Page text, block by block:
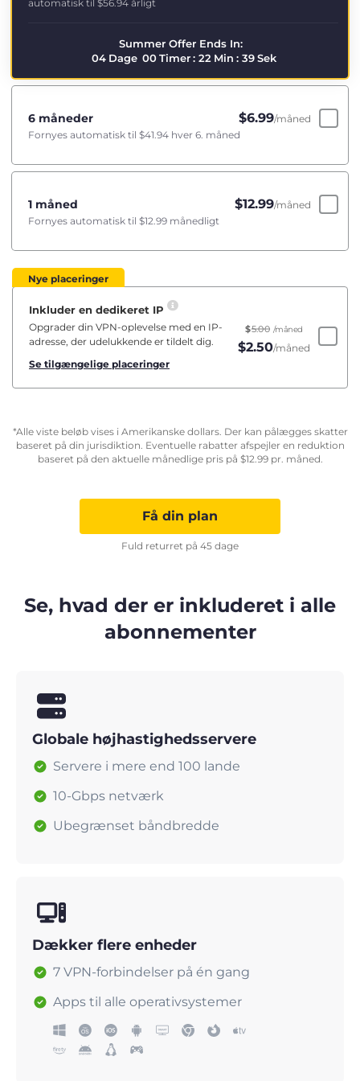
automatisk til $56.94 årligt
Summer Offer Ends In:
04 Dage 00Timer: 22 Min : 39Sek
6 måneder $6.99/måned
Fornyes automatisk til $41.94 hver 6. måned
1 måned $12.99/måned
Fornyes automatisk til $12.99 månedligt
Nye placeringer
Inkluder en dedikeret IP
Opgrader din VPN-oplevelse med en IP-
adresse, der udelukkende er tildelt dig.
Se tilgængelige placeringer
$5.00 /måned
$2.50/måned
*Alle viste beløb vises i Amerikanske dollars. Der kan pålægges skatter
baseret på din jurisdiktion. Eventuelle rabatter afspejler en reduktion
baseret på den aktuelle månedlige pris på $12.99pr. måned.
Få din plan
Fuld returret på 45 dage
Se, hvad der er inkluderet i alle
abonnementer
Globale højhastighedsservere
Servere i mere end 100 lande
10-Gbps netværk
Ubegrænset båndbredde
Dækker flere enheder
7 VPN-forbindelser på én gang
Apps til alle operativsystemer